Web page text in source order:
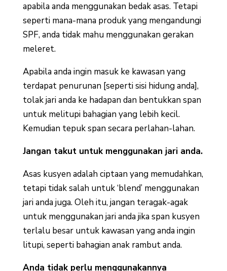
apabila anda menggunakan bedak asas. Tetapi
seperti mana-mana produk yang mengandungi
SPF, anda tidak mahu menggunakan gerakan
meleret.
Apabila anda ingin masuk ke kawasan yang
terdapat penurunan [seperti sisi hidung anda],
tolak jari anda ke hadapan dan bentukkan span
untuk melitupi bahagian yang lebih kecil.
Kemudian tepuk span secara perlahan-lahan.
Jangan takut untuk menggunakan jari anda.
Asas kusyen adalah ciptaan yang memudahkan,
tetapi tidak salah untuk ‘blend’ menggunakan
jari anda juga. Oleh itu, jangan teragak-agak
untuk menggunakan jari anda jika span kusyen
terlalu besar untuk kawasan yang anda ingin
litupi, seperti bahagian anak rambut anda.
Anda tidak perlu menggunakannya